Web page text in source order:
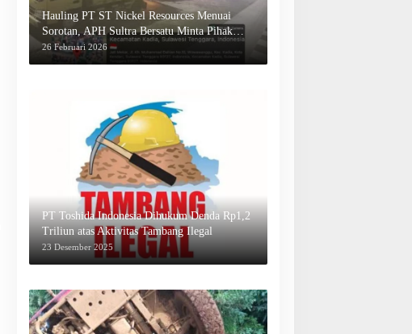
Hauling PT ST Nickel Resources Menuai
Sorotan, APH Sultra Bersatu Minta Pihak
Berwenang Bertindak
26 Februari 2026
PT Toshida Indonesia Dihukum Denda Rp1,2
Triliun atas Aktivitas Tambang Ilegal
23 Desember 2025